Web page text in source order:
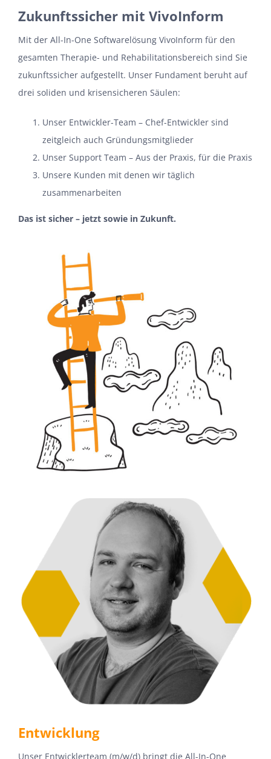
Zukunftssicher mit VivoInform
Mit der All-In-One Softwarelösung VivoInform für den
gesamten Therapie- und Rehabilitationsbereich sind Sie
zukunftssicher aufgestellt. Unser Fundament beruht auf
drei soliden und krisensicheren Säulen:
Unser Entwickler-Team – Chef-Entwickler sind
zeitgleich auch Gründungsmitglieder
Unser Support Team – Aus der Praxis, für die Praxis
Unsere Kunden mit denen wir täglich
zusammenarbeiten
Das ist sicher – jetzt sowie in Zukunft.
Entwicklung
Unser Entwicklerteam (m/w/d)bringt die All-In-One